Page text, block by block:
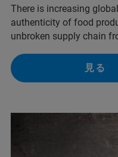
There is increasing
authenticity of food
unbroken supply chain
見る